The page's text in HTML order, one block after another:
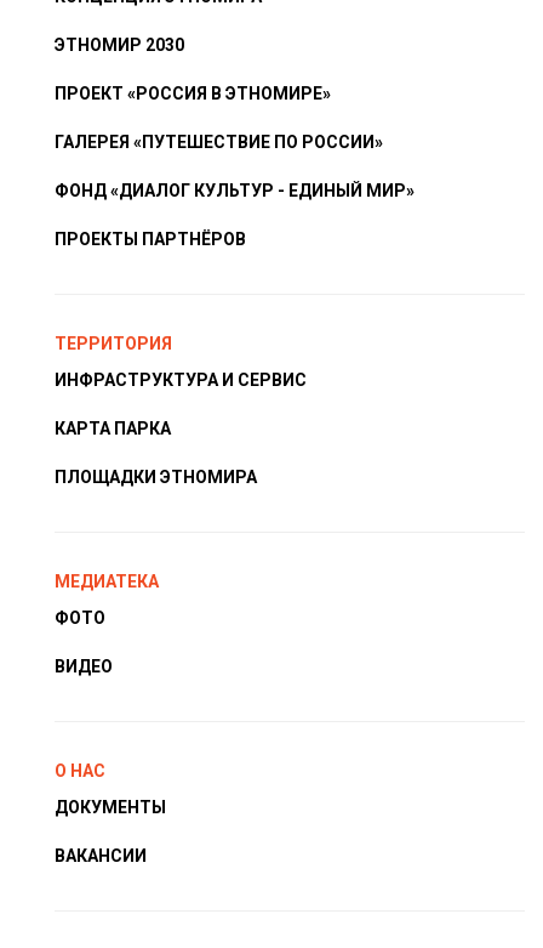
ЭТНОМИР 2030
ПРОЕКТ «РОССИЯ В ЭТНОМИРЕ»
ГАЛЕРЕЯ «ПУТЕШЕСТВИЕ ПО РОССИИ»
ФОНД «ДИАЛОГ КУЛЬТУР - ЕДИНЫЙ МИР»
ПРОЕКТЫ ПАРТНЁРОВ
ТЕРРИТОРИЯ
ИНФРАСТРУКТУРА И СЕРВИС
КАРТА ПАРКА
ПЛОЩАДКИ ЭТНОМИРА
МЕДИАТЕКА
ФОТО
ВИДЕО
О НАС
ДОКУМЕНТЫ
ВАКАНСИИ